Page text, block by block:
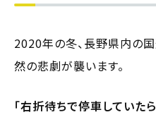
2020年の冬、長野県内の国
然の悲劇が襲います。
「右折待ちで停車していた